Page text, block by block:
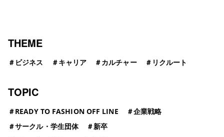
THEME
＃ ビジネス ＃キャリア ＃カルチャー ＃ リクルート
TOPIC
＃READY TO FASHION OFF LINE ＃企業戦略
＃サークル・学生団体 ＃新卒